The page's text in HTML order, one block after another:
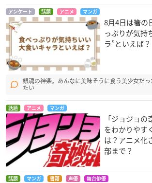
アンケート 話題 アニメ マンガ
8月4日は箸の
っぷりが気持
ラ”といえば
銀魂の神楽。あんなに美味そうに食う美少女だ
たい
話題 アニメ マンガ
「ジョジョ
をわかりやす
は？アニメ化
部まで？
話題 マンガ 書籍 声優 舞台俳優